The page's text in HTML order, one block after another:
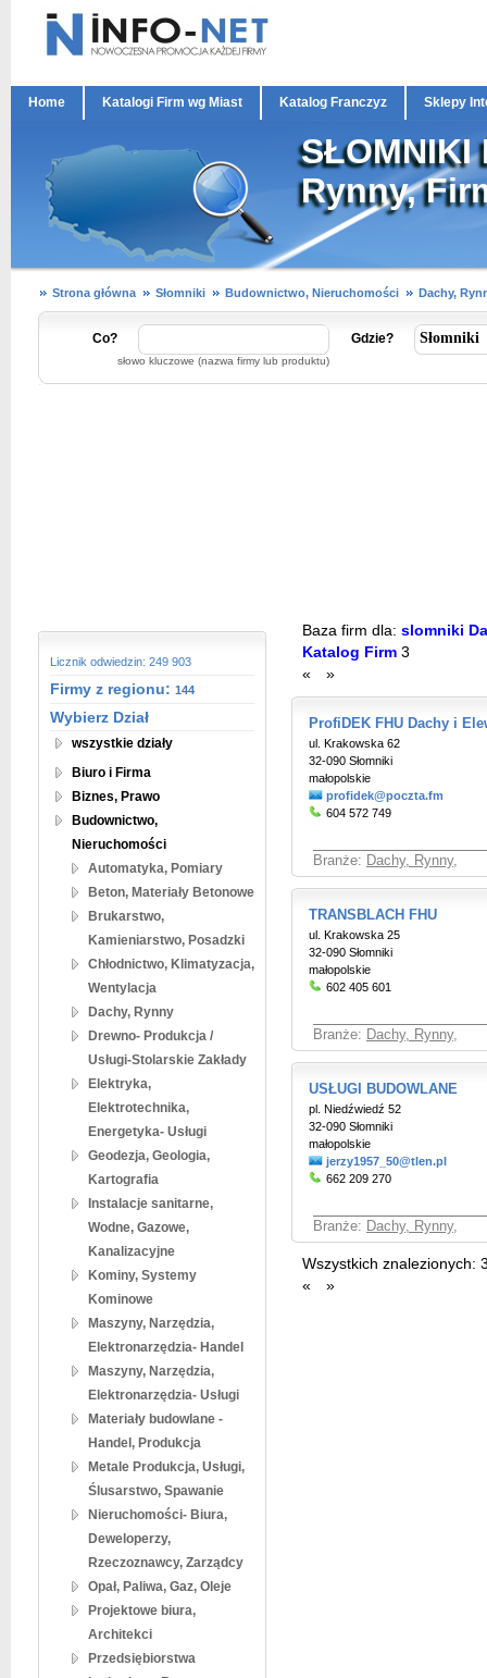
Home Katalogi Firm wg Miast Katalog Franczyz Sklepy
Rynny,
Strona główna Słomniki Budownictwo, Nieruchomości Dachy,
Co?
słowo kluczowe (nazwa firmy lub produktu)
Gdzie?
Licznik odwiedzin: 249 903
Firmy z regionu: 144
Wybierz Dział
wszystkie działy
Biuro i Firma
Biznes, Prawo
Budownictwo,
Nieruchomości
Automatyka, Pomiary
Beton, Materiały Betonowe
Brukarstwo,
Kamieniarstwo, Posadzki
Chłodnictwo, Klimatyzacja,
Wentylacja
Dachy, Rynny
Drewno- Produkcja /
Usługi-Stolarskie Zakłady
Elektryka,
Elektrotechnika,
Energetyka- Usługi
Geodezja, Geologia,
Kartografia
Instalacje sanitarne,
Wodne, Gazowe,
Kanalizacyjne
Kominy, Systemy
Kominowe
Maszyny, Narzędzia,
Elektronarzędzia- Handel
Maszyny, Narzędzia,
Elektronarzędzia- Usługi
Materiały budowlane -
Handel, Produkcja
Metale Produkcja, Usługi,
Ślusarstwo, Spawanie
Nieruchomości- Biura,
Deweloperzy,
Rzeczoznawcy, Zarządcy
Opał, Paliwa, Gaz, Oleje
Projektowe biura,
Architekci
Przedsiębiorstwa
Baza firm dla: slomniki
Katalog Firm 3
«
»
ProfiDEK FHU Dachy i
ul. Krakowska 62
32-090 Słomniki
małopolskie
profidek@poczta.fm
604 572 749
Branże: Dachy, Rynny,
TRANSBLACH FHU
ul. Krakowska 25
32-090 Słomniki
małopolskie
602 405 601
Branże: Dachy, Rynny,
USŁUGI BUDOWLANE
pl. Niedźwiedź 52
32-090 Słomniki
małopolskie
jerzy1957_50@tlen.pl
662 209 270
Branże: Dachy, Rynny,
Wszystkich znalezionych:
«
»